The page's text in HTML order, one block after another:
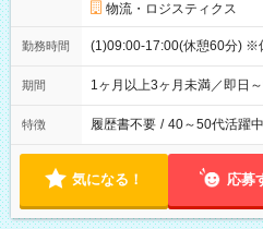
物流・ロジスティクス
勤務時間 (1)09:00-17:00(休憩60分) ※
期間 1ヶ月以上3ヶ月未満／即日
特徴 履歴書不要 / 40～50代活躍中
気になる！ 応募